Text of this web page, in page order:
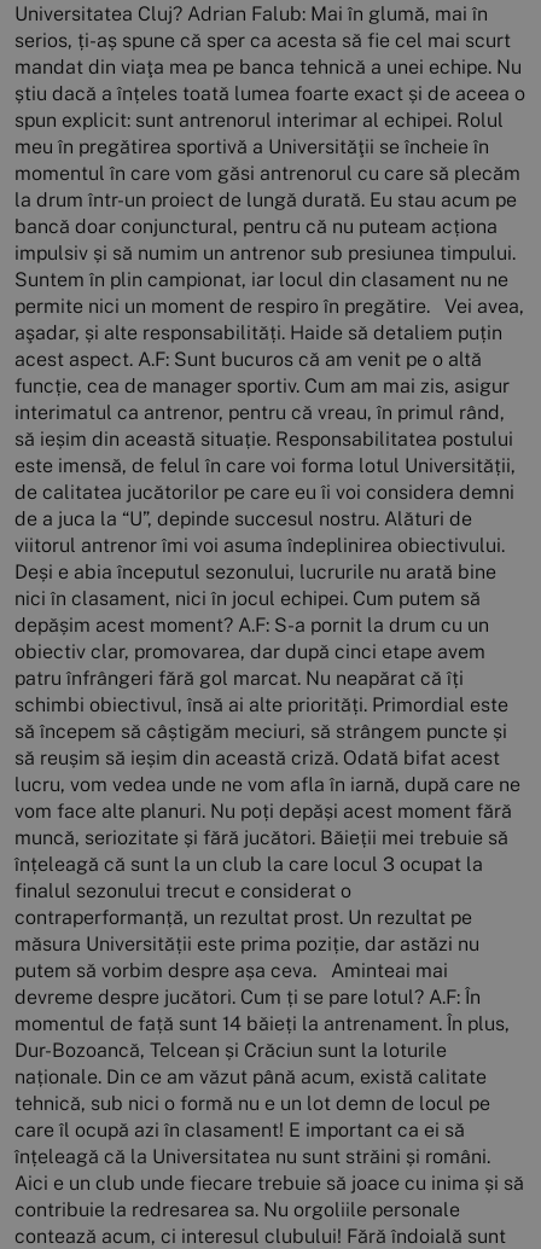
Universitatea Cluj? Adrian Falub: Mai în glumă, mai în
serios, ți-aș spune că sper ca acesta să fie cel mai scurt
mandat din viaţa mea pe banca tehnică a unei echipe. Nu
știu dacă a înțeles toată lumea foarte exact și de aceea o
spun explicit: sunt antrenorul interimar al echipei. Rolul
meu în pregătirea sportivă a Universităţii se încheie în
momentul în care vom găsi antrenorul cu care să plecăm
la drum într-un proiect de lungă durată. Eu stau acum pe
bancă doar conjunctural, pentru că nu puteam acționa
impulsiv și să numim un antrenor sub presiunea timpului.
Suntem în plin campionat, iar locul din clasament nu ne
permite nici un moment de respiro în pregătire. Vei avea,
aşadar, și alte responsabilități. Haide să detaliem puțin
acest aspect. A.F: Sunt bucuros că am venit pe o altă
funcție, cea de manager sportiv. Cum am mai zis, asigur
interimatul ca antrenor, pentru că vreau, în primul rând,
să ieșim din această situație. Responsabilitatea postului
este imensă, de felul în care voi forma lotul Universității,
de calitatea jucătorilor pe care eu îi voi considera demni
de a juca la “U”, depinde succesul nostru. Alături de
viitorul antrenor îmi voi asuma îndeplinirea obiectivului.
Deși e abia începutul sezonului, lucrurile nu arată bine
nici în clasament, nici în jocul echipei. Cum putem să
depășim acest moment? A.F: S-a pornit la drum cu un
obiectiv clar, promovarea, dar după cinci etape avem
patru înfrângeri fără gol marcat. Nu neapărat că îți
schimbi obiectivul, însă ai alte priorități. Primordial este
să începem să câștigăm meciuri, să strângem puncte și
să reușim să ieșim din această criză. Odată bifat acest
lucru, vom vedea unde ne vom afla în iarnă, după care ne
vom face alte planuri. Nu poți depăși acest moment fără
muncă, seriozitate și fără jucători. Băieții mei trebuie să
înțeleagă că sunt la un club la care locul 3 ocupat la
finalul sezonului trecut e considerat o
contraperformanță, un rezultat prost. Un rezultat pe
măsura Universității este prima poziție, dar astăzi nu
putem să vorbim despre așa ceva. Aminteai mai
devreme despre jucători. Cum ți se pare lotul? A.F: În
momentul de față sunt 14 băieți la antrenament. În plus,
Dur-Bozoancă, Telcean și Crăciun sunt la loturile
naționale. Din ce am văzut până acum, există calitate
tehnică, sub nici o formă nu e un lot demn de locul pe
care îl ocupă azi în clasament! E important ca ei să
înțeleagă că la Universitatea nu sunt străini și români.
Aici e un club unde fiecare trebuie să joace cu inima și să
contribuie la redresarea sa. Nu orgoliile personale
contează acum, ci interesul clubului! Fără îndoială sunt